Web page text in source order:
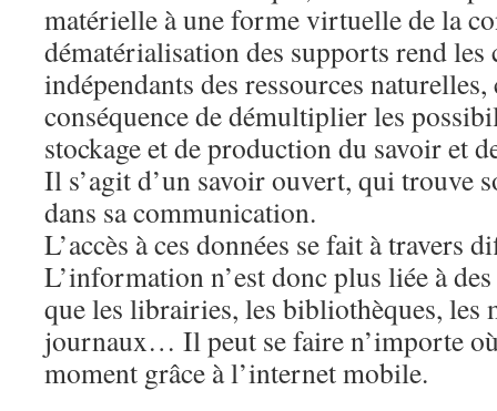
matérielle à une forme virtuelle de la
dématérialisation des supports rend
indépendants des ressources
conséquence de démultiplier les
stockage et de production du savoir et
Il s’agit d’un savoir ouvert, qui trouve
dans sa communication.
L’accès à ces données se fait à travers
L’information n’est donc plus liée à
que les librairies, les bibliothèques, les
journaux… Il peut se faire n’importe
moment grâce à l’internet mobile.